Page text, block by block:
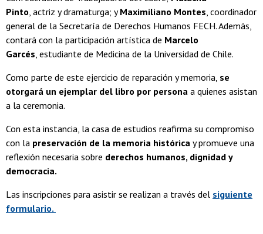
Pinto, actriz y dramaturga; yMaximiliano Montes, coordinador
general de la Secretaría de Derechos Humanos FECH. Además,
contará con la participación artística de Marcelo
Garcés, estudiante de Medicina de la Universidad de Chile.
Como parte de este ejercicio de reparación y memoria, se
otorgará un ejemplar del libro por persona a quienes asistan
a la ceremonia.
Con esta instancia, la casa de estudios reafirma su compromiso
con la preservación de la memoria histórica y promueve una
reflexión necesaria sobre derechos humanos, dignidad y
democracia.
Las inscripciones para asistir se realizan a través del siguiente
formulario.